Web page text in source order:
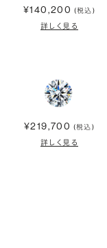
¥140,200 (税込)
詳しく見る
¥219,700 (税込)
詳しく見る